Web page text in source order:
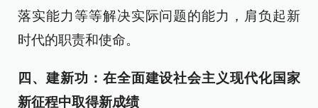
落实能力等等解决实际问题的能力，肩负起新
时代的职责和使命。
四、建新功：在全面建设社会主义现代化国家
新征程中取得新成绩